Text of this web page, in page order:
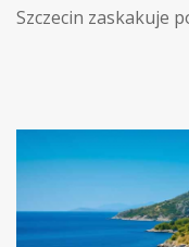
Szczecin zaskakuje